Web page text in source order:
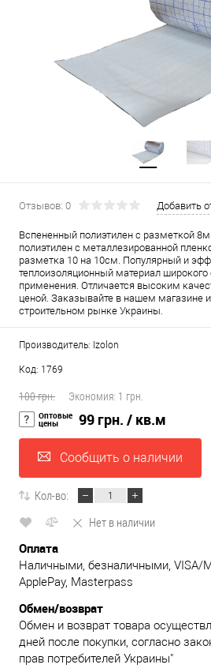
Отзывов: 0 Добавить
Вспененный полиэтилен с разметкой
полиэтилен с металлезированной
разметка 10 на 10см. Популярный и
теплоизоляционный материал широкого
применения. Отличается высоким
ценой. Заказывайте в нашем магазине
строительном рынке Украины.
Производитель: Izolon
Код: 1769
100 грн. Экономия: 1 грн.
Оптовые
цены 99 грн. / кв.м
Сообщить о наличии
Кол-во:
Нет в наличии
Оплата
Наличными, безналичными, VISA/
ApplePay, Masterpass
Обмен/возврат
Обмен и возврат товара
дней после покупки, согласно
прав потребителей Украины"